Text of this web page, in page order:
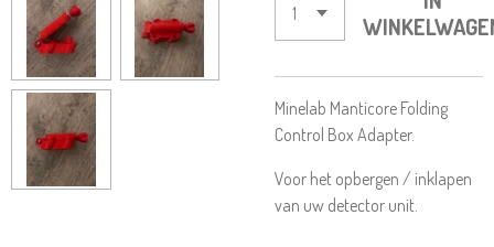
Minelab Manticore Folding
Control Box Adapter.
Voor het opbergen / inklapen
van uw detector unit.